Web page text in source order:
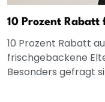
10 Prozent
10 Prozent Rabatt
frischgebackene
Besonders gefragt